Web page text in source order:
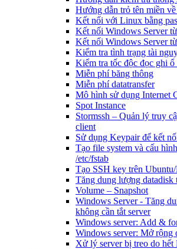
Hướng dẫn trỏ tên miền về
Kết nối với Linux bằng
Kết nối Windows Server
Kết nối Windows Server
Kiểm tra tình trạng tài
Kiểm tra tốc độc đọc ghi ổ
Miễn phí băng thông
Miễn phí datatransfer
Mô hình sử dụng Internet
Spot Instance
Stormssh – Quản lý truy
client
Sử dụng Keypair để kết
Tạo file system và cấu
/etc/fstab
Tạo SSH key trên
Tăng dung lượng
Volume – Snapshot
Windows Server - Tăng
không cần tắt server
Windows server: Add &
Windows server: Mở rộng
Xử lý server bị treo do